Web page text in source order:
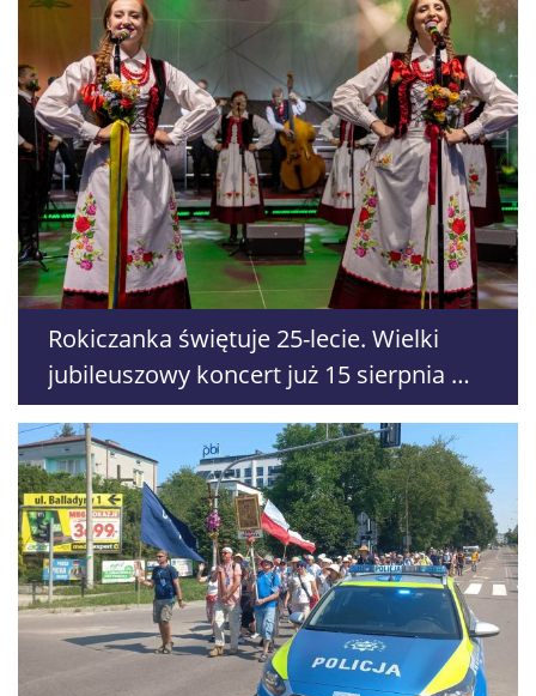
Rokiczanka świętuje 25-lecie. Wielki
jubileuszowy koncert już 15 sierpnia w
Rokitnie